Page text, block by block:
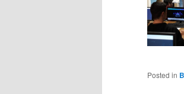
Posted in